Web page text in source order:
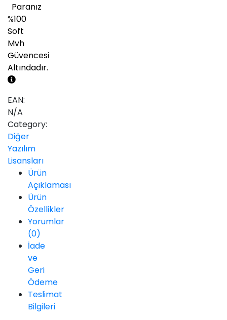
Paranız
%100
Soft
Mvh
Güvencesi
Altındadır.
EAN:
N/A
Category:
Diğer
Yazılım
Lisansları
Ürün
Açıklaması
Ürün
Özellikler
Yorumlar
(0)
İade
ve
Geri
Ödeme
Teslimat
Bilgileri